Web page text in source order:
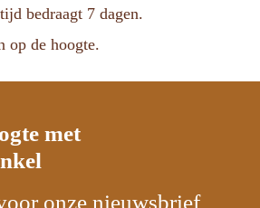
bedraagt 7 dagen.
op de hoogte.
met
onze nieuwsbrief